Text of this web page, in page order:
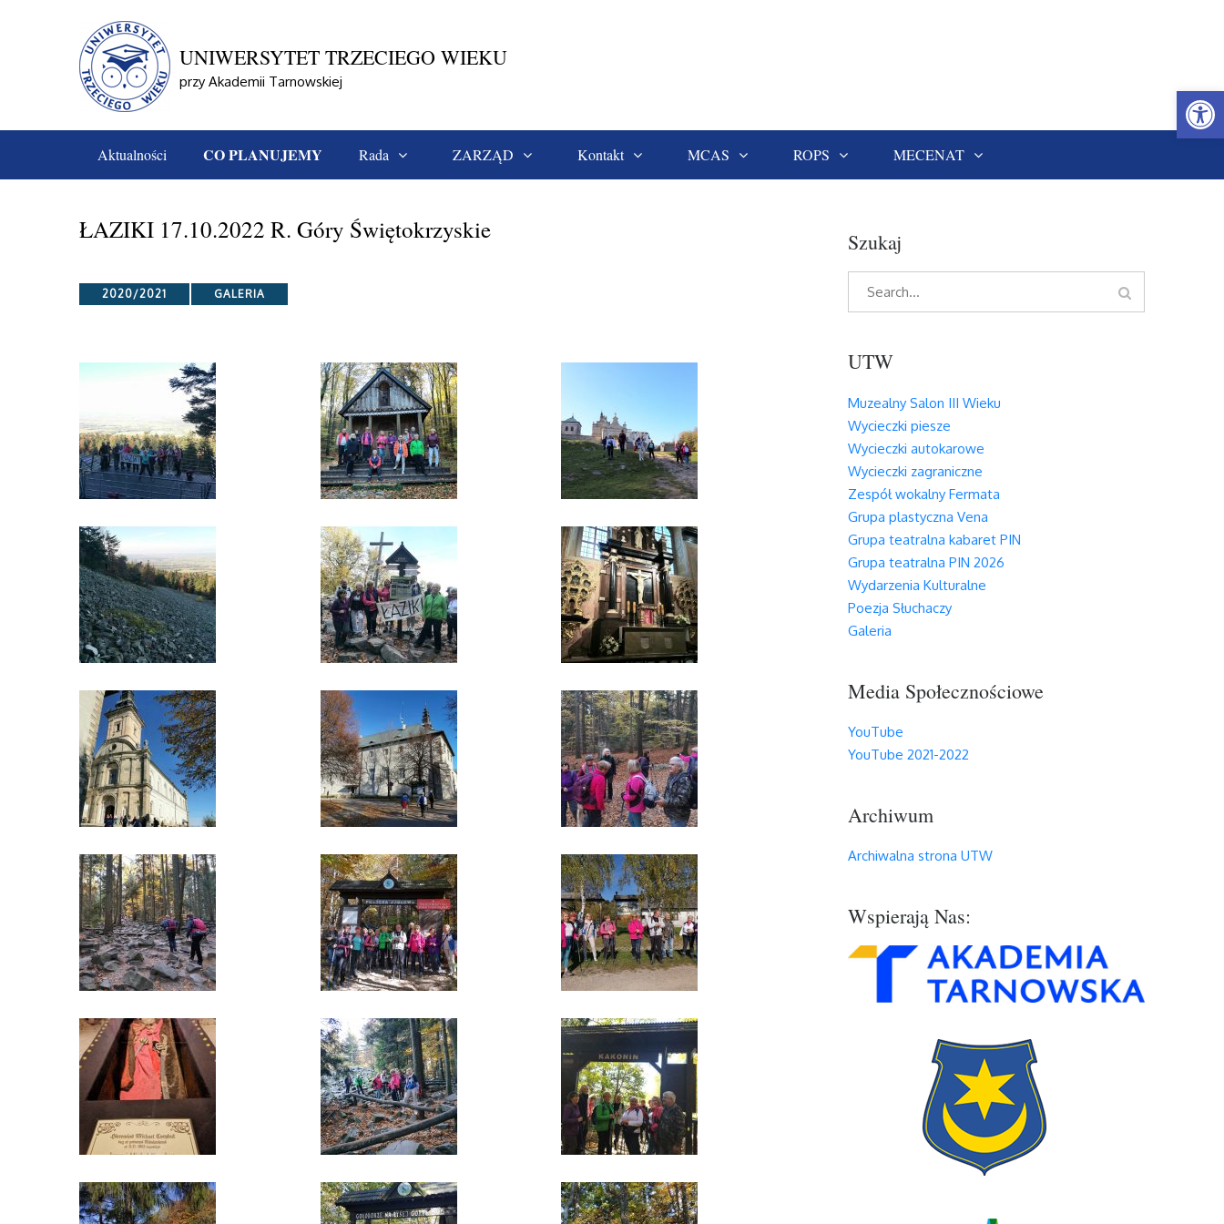
UNIWERSYTET TRZECIEGO WIEKU
przy Akademii Tarnowskiej
Aktualności CO PLANUJEMY Rada ZARZĄD Kontakt MCAS ROPS MECENAT
Home Galeria 2020/2021 ŁAZIKI 17.10.2022 R. Góry Świętokrzyskie
ŁAZIKI 17.10.2022 R. Góry Świętokrzyskie
Categories
2020/2021 GALERIA
Szukaj
Search
UTW
Muzealny Salon III Wieku
Wycieczki piesze
Wycieczki autokarowe
Wycieczki zagraniczne
Zespół wokalny Fermata
Grupa plastyczna Vena
Grupa teatralna kabaret PIN
Grupa teatralna PIN 2026
Wydarzenia Kulturalne
Poezja Słuchaczy
Galeria
Media Społecznościowe
YouTube
YouTube 2021-2022
Archiwum
Archiwalna strona UTW
Wspierają Nas: